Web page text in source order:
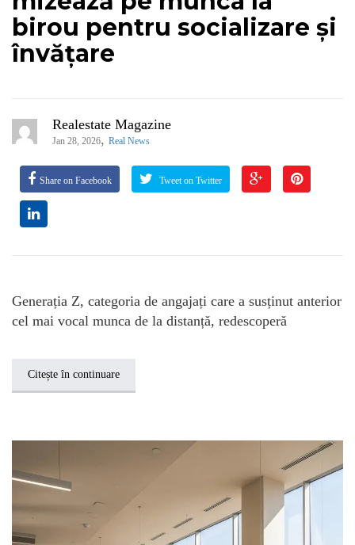
birou pentru socializare și
învățare
Realestate Magazine
Jan 28, 2026, Real News
Share on Facebook Tweet on Twitter
Generația Z, categoria de angajați care a susținut anterior
cel mai vocal munca de la distanță, redescoperă
Citește în continuare